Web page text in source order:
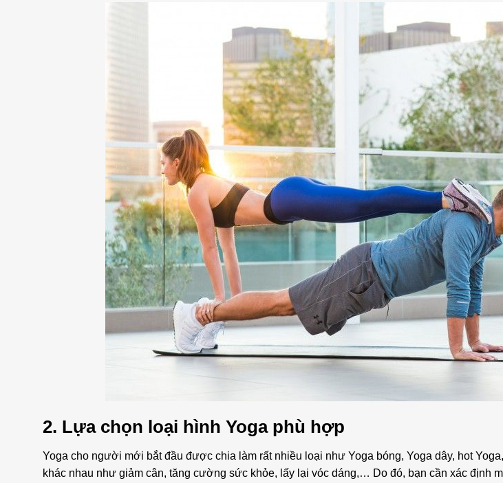
2. Lựa chọn loại hình Yoga phù hợp
Yoga cho người mới bắt đầu được chia làm rất nhiều loại như Yoga bóng, Yoga dây, hot
khác nhau như giảm cân, tăng cường sức khỏe, lấy lại vóc dáng,… Do đó, bạn cần xác định